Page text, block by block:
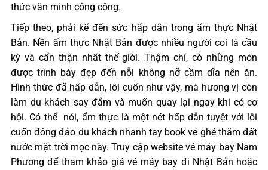
thức văn minh công cộng.
Tiếp theo, phải kể đến sức hấp dẫn trong ẩm thực Nhật
Bản. Nền ẩm thực Nhật Bản được nhiều người coi là cầu
kỳ và cẩn thận nhất thế giới. Thậm chí, có những món
được trình bày đẹp đến nỗi không nỡ cầm dĩa nên ăn.
Hình thức đã hấp dẫn, lôi cuốn như vậy, mà hương vị còn
làm du khách say đắm và muốn quay lại ngay khi có cơ
hội. Có thể nói, ẩm thực là một nét hấp dẫn tuyệt với lôi
cuốn đông đảo du khách nhanh tay book vé ghé thăm đất
nước mặt trời mọc này. Truy cập website vé máy bay Nam
Phương để tham khảo giá vé máy bay đi Nhật Bản hoặc